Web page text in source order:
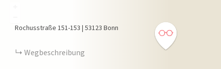
Rochusstraße 151-153 | 53123 Bonn
Wegbeschreibung